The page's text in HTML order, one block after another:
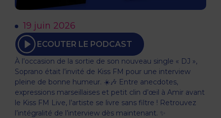
19 juin 2026
ECOUTER LE PODCAST
À l’occasion de la sortie de son nouveau single « DJ »,
Soprano était l’invité de Kiss FM pour une interview
pleine de bonne humeur. ☀️🎶 Entre anecdotes,
expressions marseillaises et petit clin d’œil à Amir avant
le Kiss FM Live, l’artiste se livre sans filtre ! Retrouvez
l’intégralité de l’interview dès maintenant. ✨